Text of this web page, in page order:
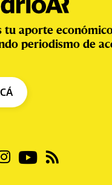
tu aporte
periodismo de